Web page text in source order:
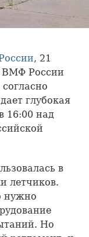
, 21
ВМФ России
глубокая
16:00 над
в
летчиков.
нужно
Но